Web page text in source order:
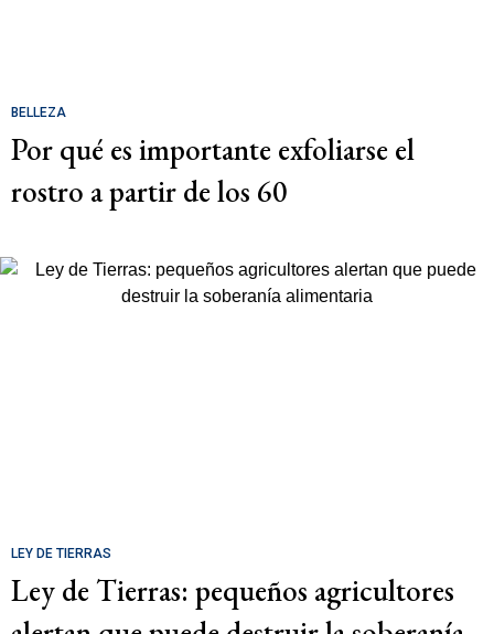
BELLEZA
Por qué es importante exfoliarse el
rostro a partir de los 60
LEY DE TIERRAS
Ley de Tierras: pequeños agricultores